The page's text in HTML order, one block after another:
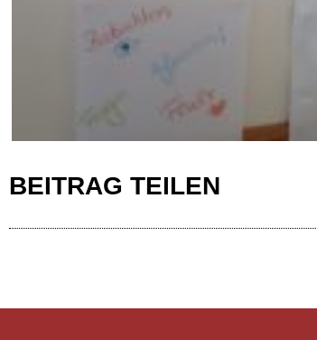
BEITRAG TEILEN